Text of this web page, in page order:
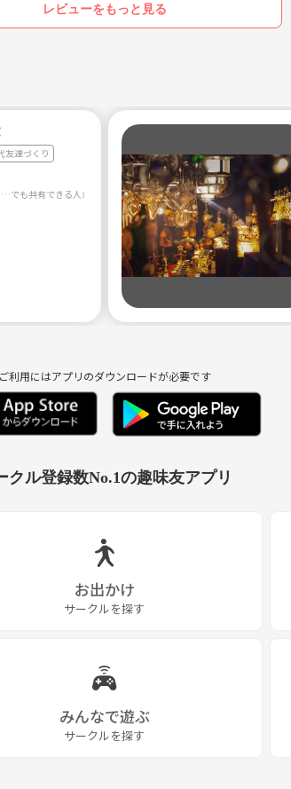
り取りをさせて頂きます。)
レビューをもっと見る
友達づくり
ご利用にはアプリのダウンロードが必要です
クル登録数No.1の趣味友アプリ
お出かけ
サークルを探す
みんなで遊ぶ
サークルを探す